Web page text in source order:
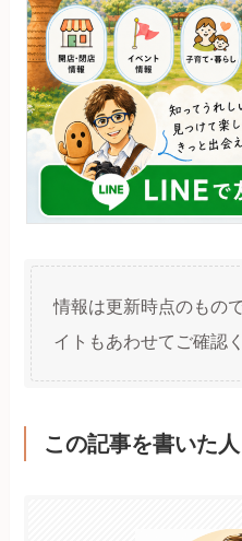
情報は更新時点のもの
イトもあわせてご確認
この記事を書いた人